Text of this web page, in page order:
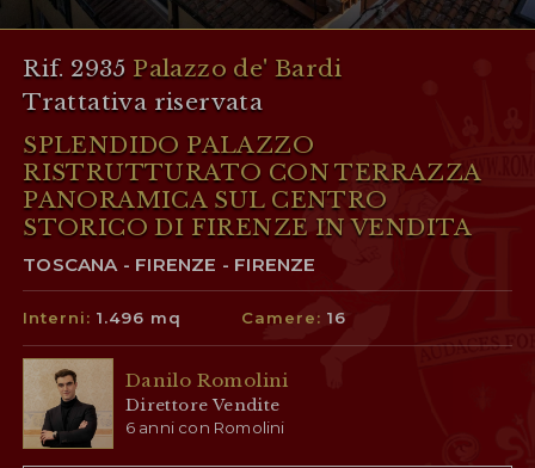
Rif. 2935 Palazzo de' Bardi
Trattativa riservata
SPLENDIDO PALAZZO
RISTRUTTURATO CON TERRAZZA
PANORAMICA SUL CENTRO
STORICO DI FIRENZE IN VENDITA
TOSCANA - FIRENZE - FIRENZE
Interni:1.496 mq Camere:16
Danilo Romolini
Direttore Vendite
6 anni con Romolini